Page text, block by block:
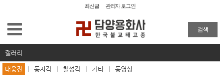
용화사 소개
사찰탐방
사찰소식
최신글 관리자 로그인
검색
갤러리
대웅전 동자각 칠성각 기타 동영상